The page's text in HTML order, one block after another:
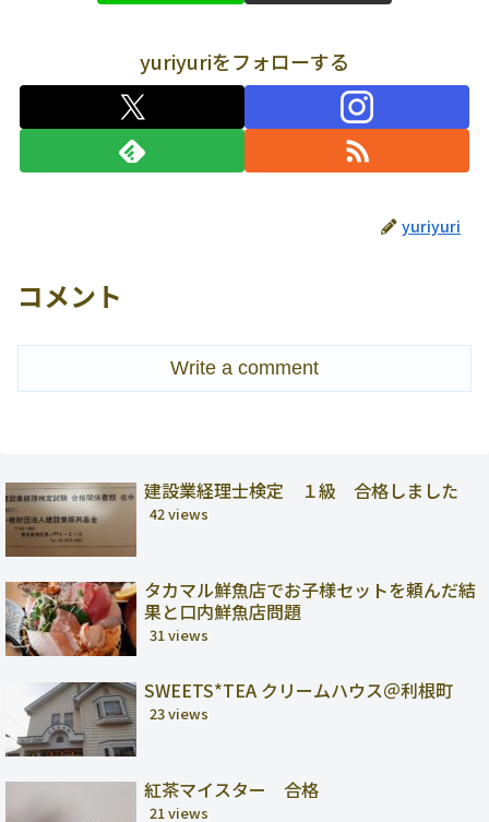
yuriyuriをフォローする
yuriyuri
コメント
Write a comment
建設業経理士検定 １級 合格しました
42 views
タカマル鮮魚店でお子様セットを頼んだ結
果と口内鮮魚店問題
31 views
SWEETS*TEA クリームハウス＠利根町
23 views
紅茶マイスター 合格
21 views